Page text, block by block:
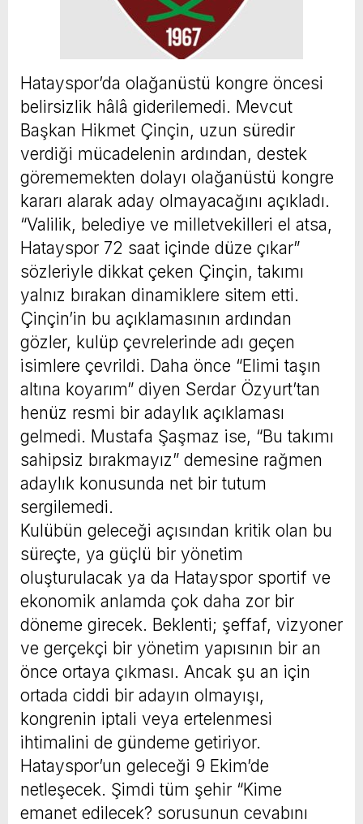
Hatayspor’da olağanüstü kongre öncesi
belirsizlik hâlâ giderilemedi. Mevcut
Başkan Hikmet Çinçin, uzun süredir
verdiği mücadelenin ardından, destek
görememekten dolayı olağanüstü kongre
kararı alarak aday olmayacağını açıkladı.
“Valilik, belediye ve milletvekilleri el atsa,
Hatayspor 72 saat içinde düze çıkar”
sözleriyle dikkat çeken Çinçin, takımı
yalnız bırakan dinamiklere sitem etti.
Çinçin’in bu açıklamasının ardından
gözler, kulüp çevrelerinde adı geçen
isimlere çevrildi. Daha önce “Elimi taşın
altına koyarım” diyen Serdar Özyurt’tan
henüz resmi bir adaylık açıklaması
gelmedi. Mustafa Şaşmaz ise, “Bu takımı
sahipsiz bırakmayız” demesine rağmen
adaylık konusunda net bir tutum
sergilemedi.
Kulübün geleceği açısından kritik olan bu
süreçte, ya güçlü bir yönetim
oluşturulacak ya da Hatayspor sportif ve
ekonomik anlamda çok daha zor bir
döneme girecek. Beklenti; şeffaf, vizyoner
ve gerçekçi bir yönetim yapısının bir an
önce ortaya çıkması. Ancak şu an için
ortada ciddi bir adayın olmayışı,
kongrenin iptali veya ertelenmesi
ihtimalini de gündeme getiriyor.
Hatayspor’un geleceği 9 Ekim’de
netleşecek. Şimdi tüm şehir “Kime
emanet edilecek? sorusunun cevabını